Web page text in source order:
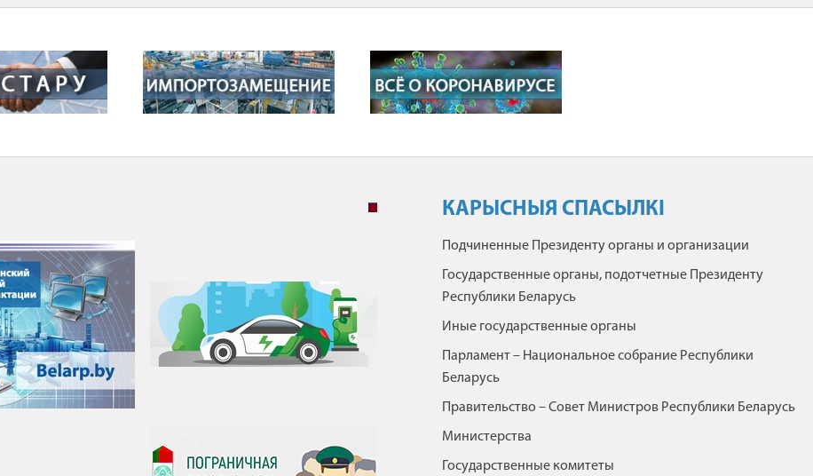
КАРЫСНЫЯ СПАСЫЛКІ
Подчиненные Президенту органы и организации
Государственные органы, подотчетные Президенту
Республики Беларусь
Иные государственные органы
Парламент – Национальное собрание Республики
Беларусь
Правительство – Совет Министров Республики Беларусь
Министерства
Государственные комитеты